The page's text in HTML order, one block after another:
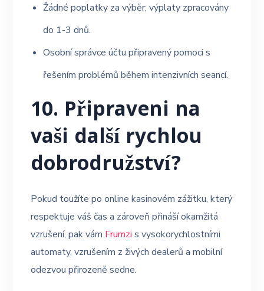
Žádné poplatky za výběr; výplaty zpracovány
do 1-3 dnů.
Osobní správce účtu připravený pomoci s
řešením problémů během intenzivních seancí.
10. Připraveni na
vaši další rychlou
dobrodružství?
Pokud toužíte po online kasinovém zážitku, který
respektuje váš čas a zároveň přináší okamžitá
vzrušení, pak vám Frumzi s vysokorychlostními
automaty, vzrušením z živých dealerů a mobilní
odezvou přirozeně sedne.